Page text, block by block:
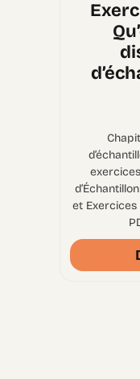
et Exercices